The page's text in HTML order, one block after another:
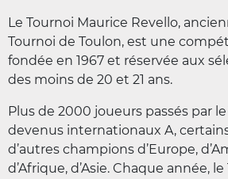
Le Tournoi Maurice Revello,
Tournoi de Toulon, est une
fondée en 1967 et réservée aux
des moins de 20 et 21 ans.
Plus de 2000 joueurs passés par
devenus internationaux A, certains
d’autres champions d’Europe,
d’Afrique, d’Asie. Chaque année,